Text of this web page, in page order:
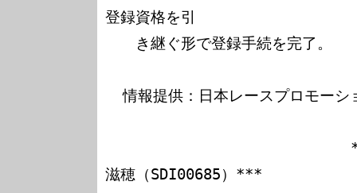
登録資格を引
き継ぐ形で登録手続を完了。
  情報提供：日本レースプロモーション（ＪＲＰ）
滋穂（SDI00685）***